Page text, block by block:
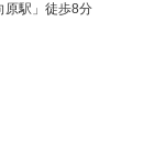
原駅」徒歩8分